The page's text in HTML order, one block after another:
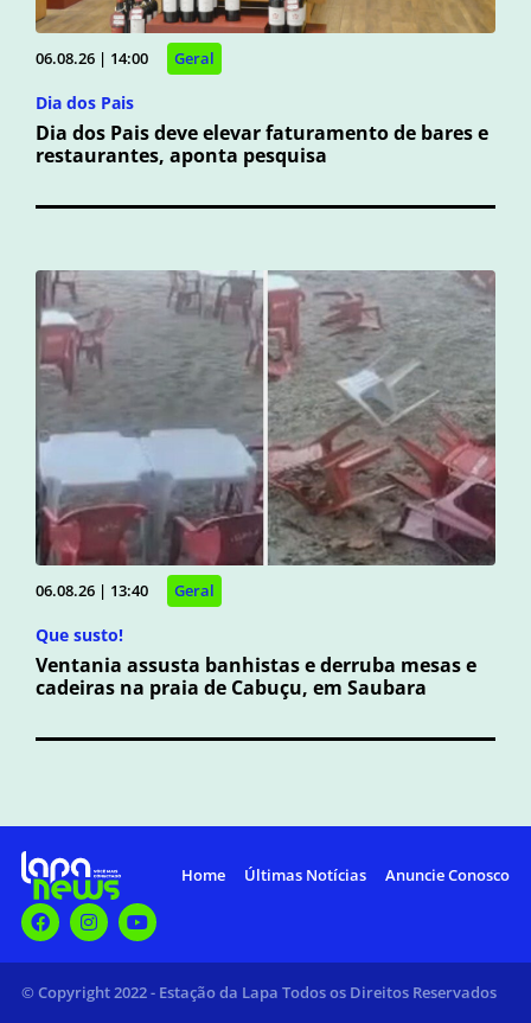
06.08.26 | 14:00 Geral
Dia dos Pais
Dia dos Pais deve elevar faturamento de bares e
restaurantes, aponta pesquisa
06.08.26 | 13:40 Geral
Que susto!
Ventania assusta banhistas e derruba mesas e
cadeiras na praia de Cabuçu, em Saubara
Home Últimas Notícias Anuncie Conosco
© Copyright 2022 - Estação da Lapa Todos os Direitos Reservados